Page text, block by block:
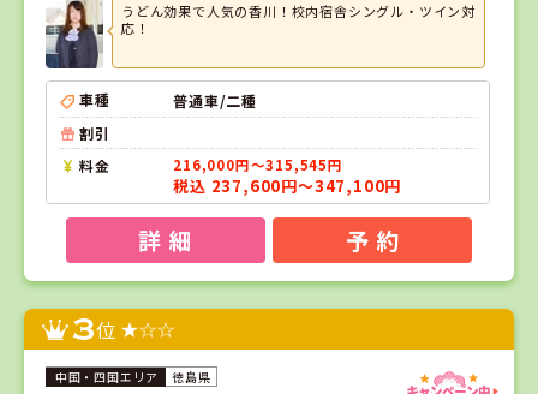
うどん効果で人気の香川！校内宿舎シングル・ツイン対
応！
車種
普通車/二種
割引
料金
216,000円～315,545円
税込 237,600円～347,100円
詳 細 予 約
3位
徳島県